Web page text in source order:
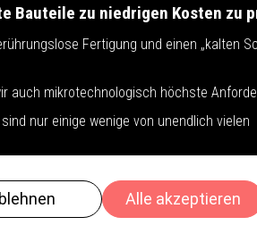
Bauteile zu niedrigen Kosten zu
Fertigung und einen „kalten
auch mikrotechnologisch höchste
nur einige wenige von unendlich vielen